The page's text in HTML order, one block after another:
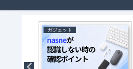
ガジェット